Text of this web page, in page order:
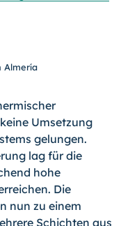
Almería
Umsetzung
gelungen.
lag für die
hohe
Die
nun zu einem
Schichten aus